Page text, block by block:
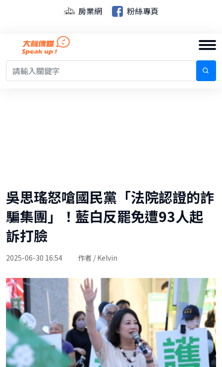
房業網 粉絲專頁
吳思瑤怒嗆國民黨「法院認證的詐
騙集團」！藍白反罷免遭93人起
訴打臉
2025-06-30 16:54 作者 / Kelvin